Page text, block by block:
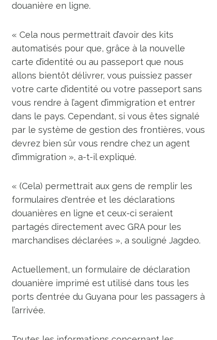
douanière en ligne.
« Cela nous permettrait d’avoir des kits
automatisés pour que, grâce à la nouvelle
carte d’identité ou au passeport que nous
allons bientôt délivrer, vous puissiez passer
votre carte d’identité ou votre passeport sans
vous rendre à l’agent d’immigration et entrer
dans le pays. Cependant, si vous êtes signalé
par le système de gestion des frontières, vous
devrez bien sûr vous rendre chez un agent
d’immigration », a-t-il expliqué.
« (Cela) permettrait aux gens de remplir les
formulaires d'entrée et les déclarations
douanières en ligne et ceux-ci seraient
partagés directement avec GRA pour les
marchandises déclarées », a souligné Jagdeo.
Actuellement, un formulaire de déclaration
douanière imprimé est utilisé dans tous les
ports d’entrée du Guyana pour les passagers à
l’arrivée.